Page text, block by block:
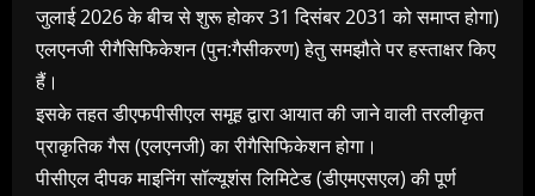
जुलाई 2026 के बीच से शुरू होकर 31 दिसंबर 2031 को समाप्त होगा)
एलएनजी रीगैसिफिकेशन (पुन:गैसीकरण) हेतु समझौते पर हस्ताक्षर किए
हैं।
इसके तहत डीएफपीसीएल समूह द्वारा आयात की जाने वाली तरलीकृत
प्राकृतिक गैस (एलएनजी) का रीगैसिफिकेशन होगा।
पीसीएल दीपक माइनिंग सॉल्यूशंस लिमिटेड (डीएमएसएल) की पूर्ण